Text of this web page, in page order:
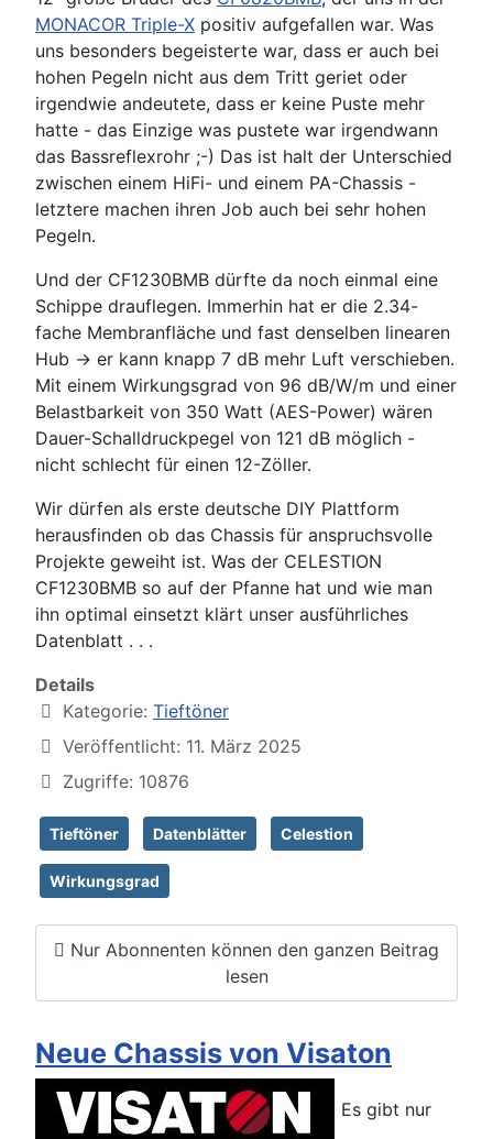
MONACOR Triple-X positiv aufgefallen war. Was
uns besonders begeisterte war, dass er auch bei
hohen Pegeln nicht aus dem Tritt geriet oder
irgendwie andeutete, dass er keine Puste mehr
hatte - das Einzige was pustete war irgendwann
das Bassreflexrohr ;-) Das ist halt der Unterschied
zwischen einem HiFi- und einem PA-Chassis -
letztere machen ihren Job auch bei sehr hohen
Pegeln.
Und der CF1230BMB dürfte da noch einmal eine
Schippe drauflegen. Immerhin hat er die 2.34-
fache Membranfläche und fast denselben linearen
Hub -> er kann knapp 7 dB mehr Luft verschieben.
Mit einem Wirkungsgrad von 96 dB/W/m und einer
Belastbarkeit von 350 Watt (AES-Power) wären
Dauer-Schalldruckpegel von 121 dB möglich -
nicht schlecht für einen 12-Zöller.
Wir dürfen als erste deutsche DIY Plattform
herausfinden ob das Chassis für anspruchsvolle
Projekte geweiht ist. Was der CELESTION
CF1230BMB so auf der Pfanne hat und wie man
ihn optimal einsetzt klärt unser ausführliches
Datenblatt . . .
Details
Kategorie: Tieftöner
Veröffentlicht: 11. März 2025
Zugriffe: 10876
Tieftöner Datenblätter Celestion
Wirkungsgrad
Nur Abonnenten können den ganzen Beitrag
lesen
Neue Chassis von Visaton
Es gibt nur